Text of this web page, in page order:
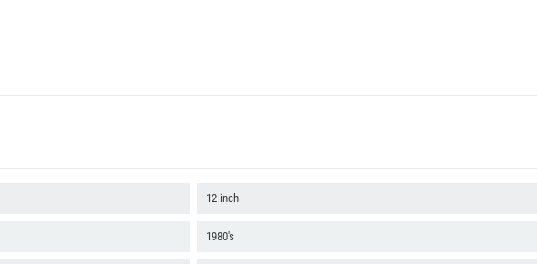
12 inch
1980's